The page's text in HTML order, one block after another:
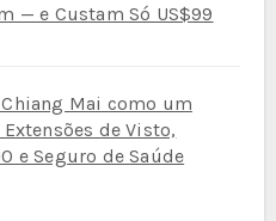
— e Custam Só US$99
Mai como um
de Visto,
e Seguro de Saúde